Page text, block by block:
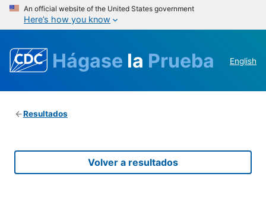
An official website of the United States government
Here’s how you know
Hágase la Prueba English
Resultados
Volver a resultados